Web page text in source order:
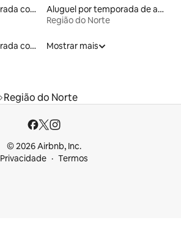
Aluguéis por temporada com acesso à praia
Aluguel por temporada de apart-hotéis
Região do Norte
Aluguéis por temporada com café da manhã
Mostrar mais
Região do Norte
© 2026 Airbnb, Inc.
Privacidade
Termos